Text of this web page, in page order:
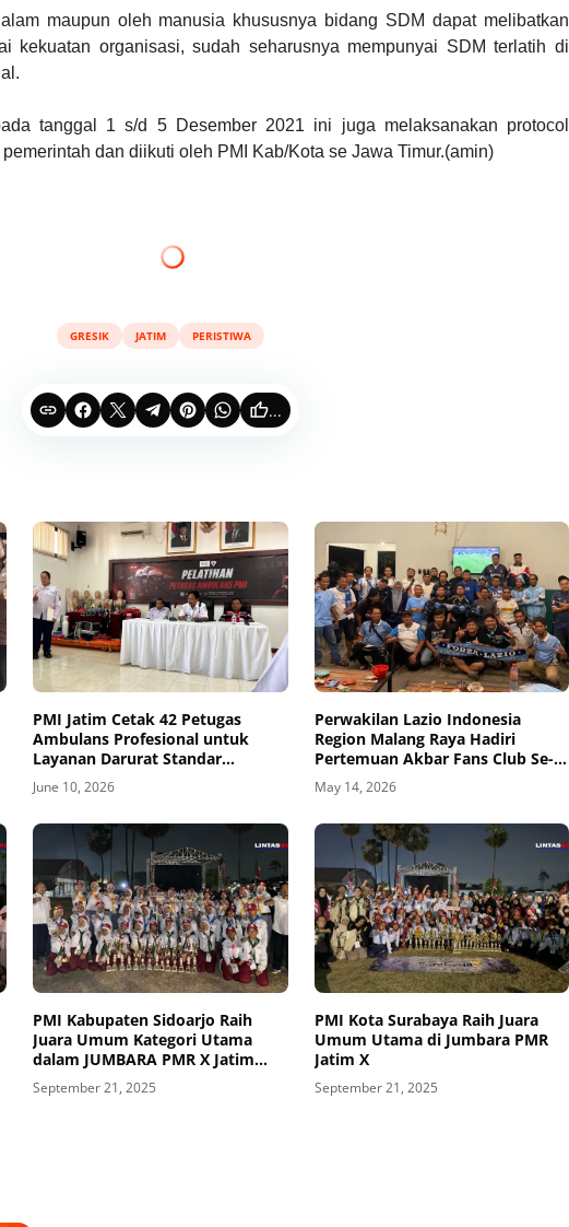
maupun oleh manusia khususnya bidang SDM dapat melibatkan
kekuatan organisasi, sudah seharusnya mempunyai SDM terlatih di
tanggal 1 s/d 5 Desember 2021 ini juga melaksanakan protocol
dan diikuti oleh PMI Kab/Kota se Jawa Timur.(amin)
GRESIK JATIM PERISTIWA
...
PMI Jatim Cetak 42 Petugas
Ambulans Profesional untuk
Layanan Darurat Standar
Internasional
June 10, 2026
Perwakilan Lazio Indonesia
Region Malang Raya Hadiri
Pertemuan Akbar Fans Club Se-
Jawa Timur di Gresik
May 14, 2026
PMI Kabupaten Sidoarjo Raih
Juara Umum Kategori Utama
dalam JUMBARA PMR X Jatim
2025
September 21, 2025
PMI Kota Surabaya Raih Juara
Umum Utama di Jumbara PMR
Jatim X
September 21, 2025